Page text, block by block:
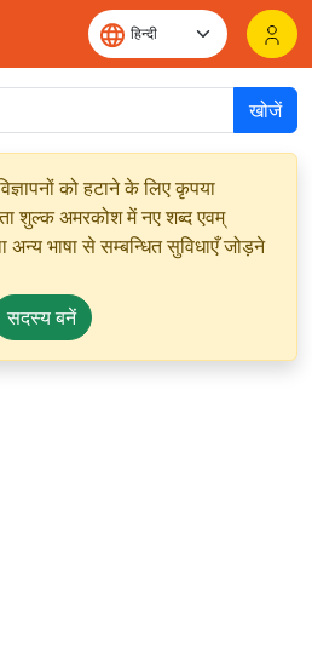
खोजें
को हटाने के लिए कृपया
शुल्क अमरकोश में नए शब्द एवम्
अन्य भाषा से सम्बन्धित सुविधाएँ जोड़ने
सदस्य बनें